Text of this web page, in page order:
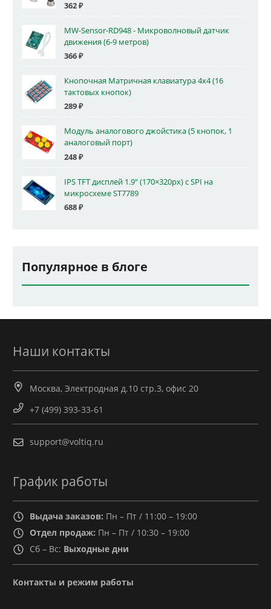
362₽
MW-Sensor-RD948 - Микроволновый датчик
движения (6-9 метров)
366₽
Кнопочная Матричная клавиатура 4x4 (16
тактовых кнопок)
289₽
Модуль аналогового джойстика (5 кнопок, 1
аналоговый порт)
248₽
IPS TFT дисплей 1.9" (170×320px) с SPI на
микросхеме ST7789
688₽
Популярное в блоге
Наши контакты
Москва, Электродная д.10 стр.3, офис 20
+7 (499) 393-33-61
support@voltiq.ru
График работы
Выдача заказов: Пн – Пт / 11:00 – 19:00
Отдел продаж: Пн – Пт / 10:30 – 19:00
Сб – Вс: Выходные дни
Контакты и режим работы